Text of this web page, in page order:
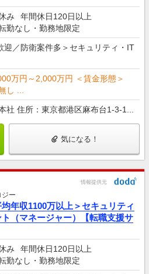
み
年間休日120日以上
勤なし・勤務地限定
迎／防衛案件多＞セキュリティ・IT
万円～2,000万円 ＜賃金形態＞
し ...
社 住所：東京都港区麻布台1-3-1...
気になる！
情報提供元
ー
年収1100万以上＞セキュリティ
（マネージャー）【転職支援サ
み
年間休日120日以上
勤なし・勤務地限定